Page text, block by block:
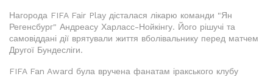
Нагорода FIFA Fair Play дісталася лікарю команди "Ян
Регенсбург" Андреасу Харласс-Нойкінгу. Його рішучі та
самовіддані дії врятували життя вболівальнику перед матчем
Другої Бундесліги.
FIFA Fan Award була вручена фанатам іракського клубу